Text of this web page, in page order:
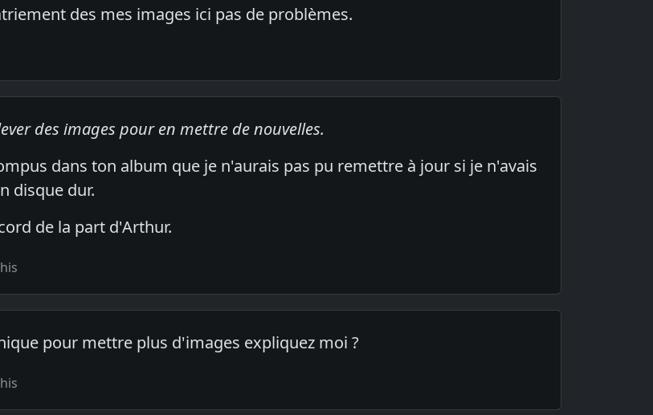
des mes images ici pas de problèmes.
des images pour en mettre de nouvelles.
dans ton album que je n'aurais pas pu remettre à jour si je n'avais
disque dur.
de la part d'Arthur.
pour mettre plus d'images expliquez moi ?